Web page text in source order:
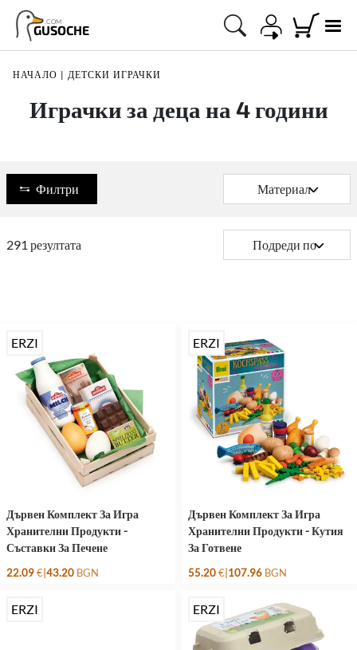
GUSOCHE
.COM
НАЧАЛО | ДЕТСКИ ИГРАЧКИ
Играчки за деца на 4 години
Филтри Материал
291 резултата Подреди по
ERZI
Дървен Комплект За Игра
Хранителни Продукти -
Съставки За Печене
22.09€|43.20 BGN
ERZI
Дървен Комплект За Игра
Хранителни Продукти - Кутия
За Готвене
55.20€|107.96 BGN
ERZI ERZI